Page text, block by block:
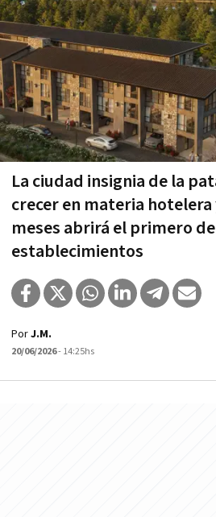
La ciudad insignia de la
crecer en materia
meses abrirá el primero
establecimientos
PorJ.M.
20/06/2026- 14:25hs